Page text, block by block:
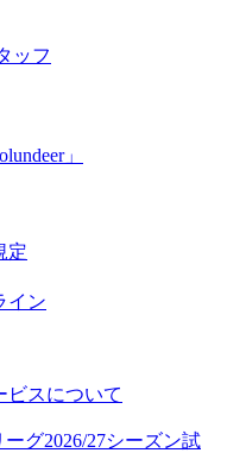
グ2026/27シーズン試
ーグ 2026/27シーズン
ィ
舗）
ッフ
」
定
イン
ビスについて
グ2026/27シーズン試